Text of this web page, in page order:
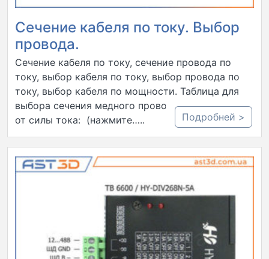
Сечение кабеля по току. Выбор
провода.
Сечение кабеля по току, сечение провода по
току, выбор кабеля по току, выбор провода по
току, выбор кабеля по мощности. Таблица для
выбора сечения медного провода в зависимости
от силы тока: (нажмите…..
Подробней >